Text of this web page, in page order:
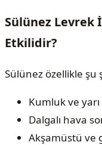
Sülünez Levrek
Etkilidir?
Sülünez özellikle şu
Kumluk ve
Dalgalı hava
Akşamüstü ve